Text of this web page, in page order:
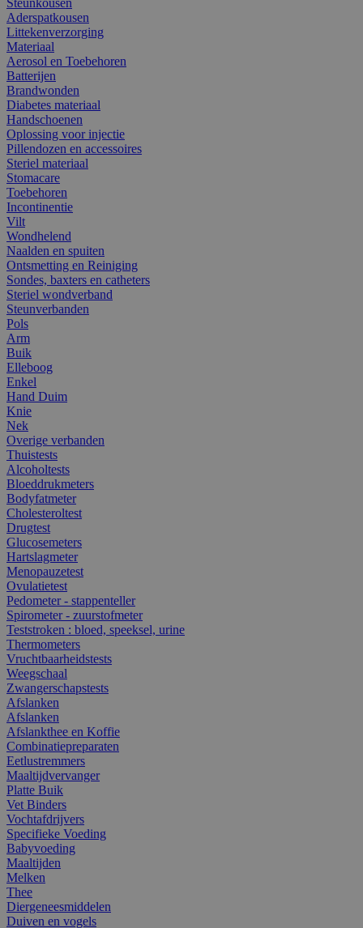
Aderspatkousen
Littekenverzorging
Materiaal
Aerosol en Toebehoren
Batterijen
Brandwonden
Diabetes materiaal
Handschoenen
Oplossing voor injectie
Pillendozen en accessoires
Steriel materiaal
Stomacare
Toebehoren
Incontinentie
Vilt
Wondhelend
Naalden en spuiten
Ontsmetting en Reiniging
Sondes, baxters en catheters
Steriel wondverband
Steunverbanden
Pols
Arm
Buik
Elleboog
Enkel
Hand Duim
Knie
Nek
Overige verbanden
Thuistests
Alcoholtests
Bloeddrukmeters
Bodyfatmeter
Cholesteroltest
Drugtest
Glucosemeters
Hartslagmeter
Menopauzetest
Ovulatietest
Pedometer - stappenteller
Spirometer - zuurstofmeter
Teststroken : bloed, speeksel, urine
Thermometers
Vruchtbaarheidstests
Weegschaal
Zwangerschapstests
Afslanken
Afslanken
Afslankthee en Koffie
Combinatiepreparaten
Eetlustremmers
Maaltijdvervanger
Platte Buik
Vet Binders
Vochtafdrijvers
Specifieke Voeding
Babyvoeding
Maaltijden
Melken
Thee
Diergeneesmiddelen
Duiven en vogels